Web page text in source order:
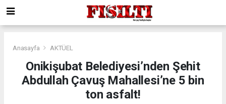
Anasayfa AKTÜEL
Onikişubat Belediyesi’nden Şehit
Abdullah Çavuş Mahallesi’ne 5 bin
ton asfalt!